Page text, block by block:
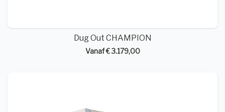
Dug Out CHAMPION
Vanaf € 3.179,00